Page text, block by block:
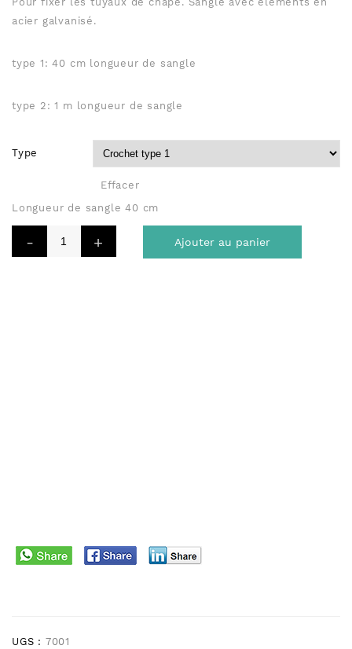
acier galvanisé.
type 1: 40 cm longueur de sangle
type 2: 1 m longueur de sangle
Type
Effacer
Longueur de sangle 40 cm
Ajouter au panier
UGS : 7001